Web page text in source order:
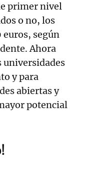
primer nivel
o no, los
euros, según
Ahora
universidades
y para
abiertas y
potencial